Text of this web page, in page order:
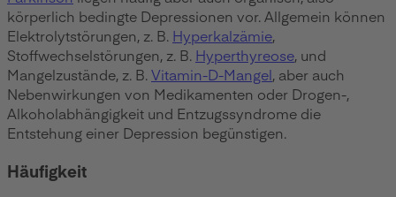
körperlich bedingte Depressionen vor. Allgemein können
Elektrolytstörungen, z. B. Hyperkalzämie,
Stoffwechselstörungen, z. B. Hyperthyreose, und
Mangelzustände, z. B. Vitamin-D-Mangel, aber auch
Nebenwirkungen von Medikamenten oder Drogen-,
Alkoholabhängigkeit und Entzugssyndrome die
Entstehung einer Depression begünstigen.
Häufigkeit